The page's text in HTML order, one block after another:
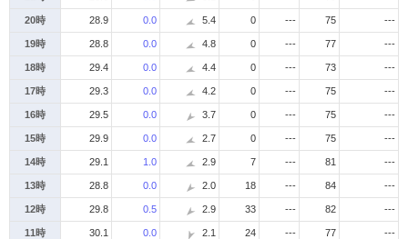
20時 28.9 0.0 5.4 0 --- 75 ---
19時 28.8 0.0 4.8 0 --- 77 ---
18時 29.4 0.0 4.4 0 --- 73 ---
17時 29.3 0.0 4.2 0 --- 75 ---
16時 29.5 0.0 3.7 0 --- 75 ---
15時 29.9 0.0 2.7 0 --- 75 ---
14時 29.1 1.0 2.9 7 --- 81 ---
13時 28.8 0.0 2.0 18 --- 84 ---
12時 29.8 0.5 2.9 33 --- 82 ---
11時 30.1 0.0 2.1 24 --- 77 ---